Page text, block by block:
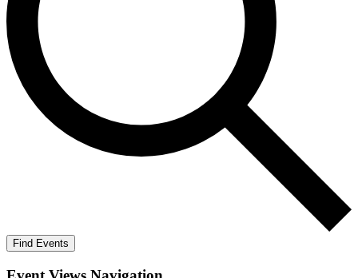
Find Events